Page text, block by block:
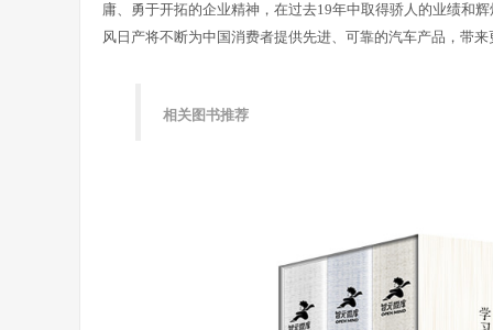
庸、勇于开拓的企业精神，在过去19年中取得骄人的业绩和
风日产将不断为中国消费者提供先进、可靠的汽车产品，带
相关图书推荐